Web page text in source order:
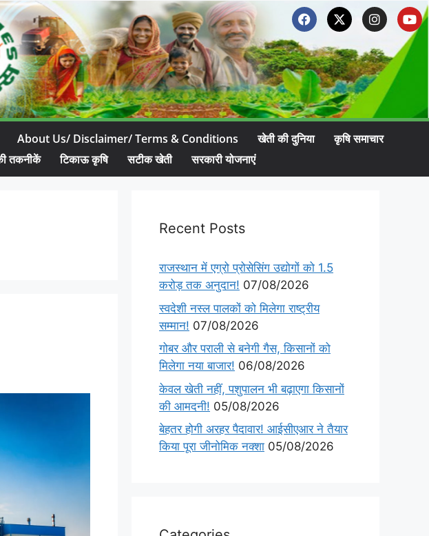
About Us/ Disclaimer/ Terms & Conditions खेती की दुनिया
कृषि समाचार
तकनीकें टिकाऊ कृषि सटीक खेती सरकारी योजनाएं
Recent Posts
राजस्थान में एग्रो प्रोसेसिंग उद्योगों को 1.5
करोड़ तक अनुदान! 07/08/2026
स्वदेशी नस्ल पालकों को मिलेगा राष्ट्रीय
सम्मान! 07/08/2026
गोबर और पराली से बनेगी गैस, किसानों को
मिलेगा नया बाजार! 06/08/2026
केवल खेती नहीं, पशुपालन भी बढ़ाएगा किसानों
की आमदनी! 05/08/2026
बेहतर होगी अरहर पैदावार! आईसीएआर ने तैयार
किया पूरा जीनोमिक नक्शा 05/08/2026